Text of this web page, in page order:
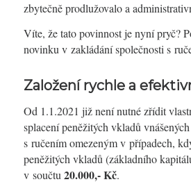
zbytečně prodlužovalo a
Víte, že tato povinnost je nyní pryč?
novinku v zakládání společnosti s
Založení rychle a
Od 1.1.2021 již není nutné zřídit
splacení peněžitých vkladů
s ručením omezeným v případech,
peněžitých vkladů (základního
v součtu 20.000,- Kč.